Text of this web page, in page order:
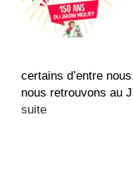
certains d’entre
nous retrouvons au
suite: